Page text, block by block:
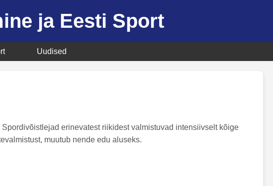
ja Eesti Sport
Uudised
erinevatest riikidest valmistuvad intensiivselt kõige
muutub nende edu aluseks.